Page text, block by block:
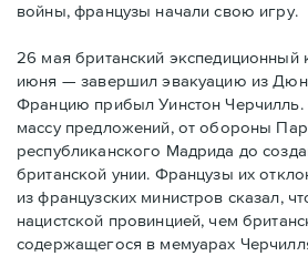
войны, французы начали свою игру.
26 мая британский экспедиционный
июня — завершил эвакуацию из
Францию прибыл Уинстон Черчилль.
массу предложений, от обороны
республиканского Мадрида до
британской унии. Французы их
из французских министров сказал,
нацистской провинцией, чем
содержащегося в мемуарах